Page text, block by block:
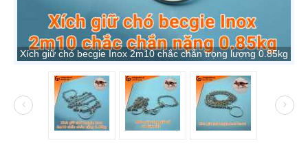
Xích giữ chó becgie Inox 2m10 chắc chắn trọng lượng 0.85kg